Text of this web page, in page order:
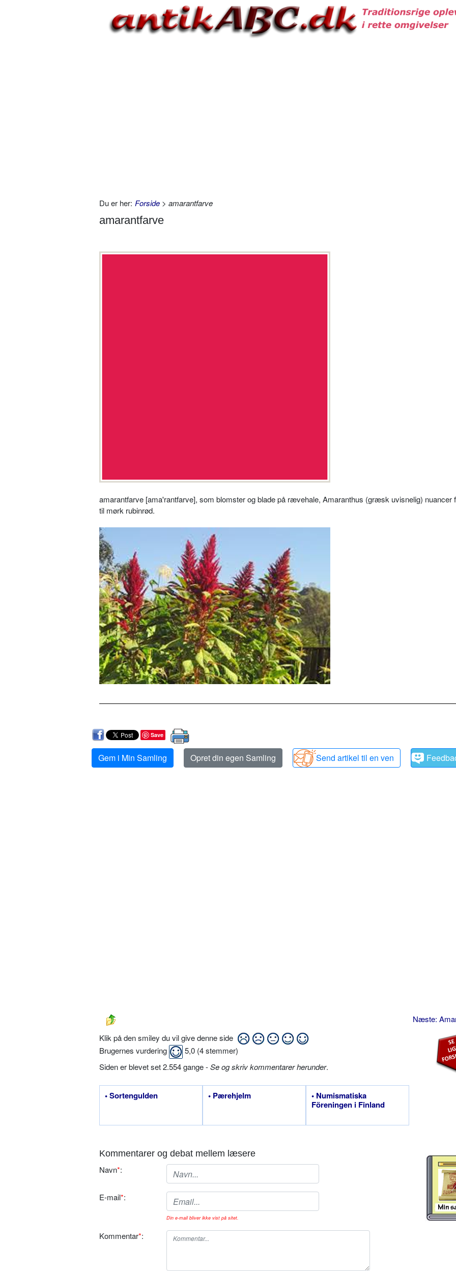
Du er her: Forside > amarantfarve
amarantfarve
amarantfarve [ama'rantfarve], som blomster og blade på rævehale, Amaranthus (græsk uvisnelig) nuancer
til mørk rubinrød.
Save
Gem i Min Samling Opret din egen Samling Send artikel til en ven
Næste:
Klik på den smiley du vil give denne side
Brugernes vurdering
5,0 (4stemmer)
Siden er blevet set 2.554 gange -Se og skriv kommentarer herunder.
• Sortengulden • Pærehjelm
• Numismatiska
Föreningen i Finland
Kommentarer og debat mellem læsere
Navn*:
E-mail*:
Din e-mail bliver ikke vist på sitet.
Kommentar*: